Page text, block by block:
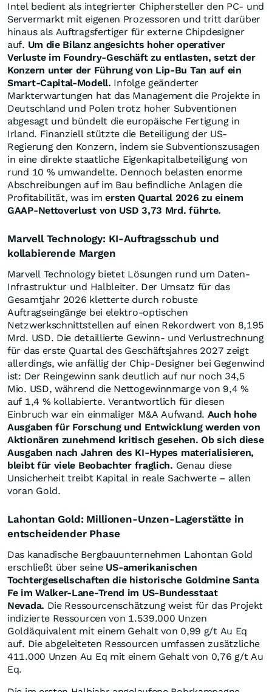
Intel bedient als integrierter Chiphersteller den PC- und
Servermarkt mit eigenen Prozessoren und tritt darüber
hinaus als Auftragsfertiger für externe Chipdesigner
auf. Um die Bilanz angesichts hoher operativer
Verluste im Foundry-Geschäft zu entlasten, setzt der
Konzern unter der Führung von Lip-Bu Tan auf ein
Smart-Capital-Modell. Infolge geänderter
Markterwartungen hat das Management die Projekte in
Deutschland und Polen trotz hoher Subventionen
abgesagt und bündelt die europäische Fertigung in
Irland. Finanziell stützte die Beteiligung der US-
Regierung den Konzern, indem sie Subventionszusagen
in eine direkte staatliche Eigenkapitalbeteiligung von
rund 10 % umwandelte. Dennoch belasten enorme
Abschreibungen auf im Bau befindliche Anlagen die
Profitabilität, was imersten Quartal 2026 zu einem
GAAP-Nettoverlust von USD 3,73 Mrd. führte.
Marvell Technology: KI-Auftragsschub und
kollabierende Margen
Marvell Technology bietet Lösungen rund um Daten-
Infrastruktur und Halbleiter. Der Umsatz für das
Gesamtjahr 2026 kletterte durch robuste
Auftragseingänge bei elektro-optischen
Netzwerkschnittstellen auf einen Rekordwert von 8,195
Mrd. USD. Die detaillierte Gewinn- und Verlustrechnung
für das erste Quartal des Geschäftsjahres 2027 zeigt
allerdings, wie anfällig der Chip-Designer bei Gegenwind
ist: Der Reingewinn sank deutlich auf nur noch 34,5
Mio. USD, während die Nettogewinnmarge von 9,4 %
auf 1,4 % kollabierte. Verantwortlich für diesen
Einbruch war ein einmaliger M&A Aufwand. Auch hohe
Ausgaben für Forschung und Entwicklung werden von
Aktionären zunehmend kritisch gesehen. Ob sich diese
Ausgaben nach Jahren des KI-Hypes materialisieren,
bleibt für viele Beobachter fraglich. Genau diese
Unsicherheit treibt Kapital in reale Sachwerte – allen
voran Gold.
Lahontan Gold: Millionen-Unzen-Lagerstätte in
entscheidender Phase
Das kanadische Bergbauunternehmen Lahontan Gold
erschließt über seine US-amerikanischen
Tochtergesellschaften die historische Goldmine Santa
Fe im Walker-Lane-Trend im US-Bundesstaat
Nevada. Die Ressourcenschätzung weist für das Projekt
indizierte Ressourcen von 1.539.000 Unzen
Goldäquivalent mit einem Gehalt von 0,99 g/t Au Eq
auf. Die abgeleiteten Ressourcen umfassen zusätzliche
411.000 Unzen Au Eq mit einem Gehalt von 0,76 g/t Au
Eq.